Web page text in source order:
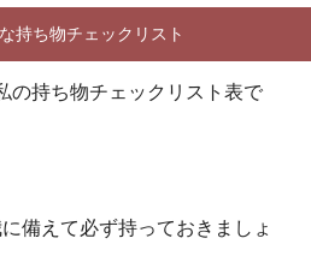
持ち物チェックリスト
の持ち物チェックリスト表で
備えて必ず持っておきましょ